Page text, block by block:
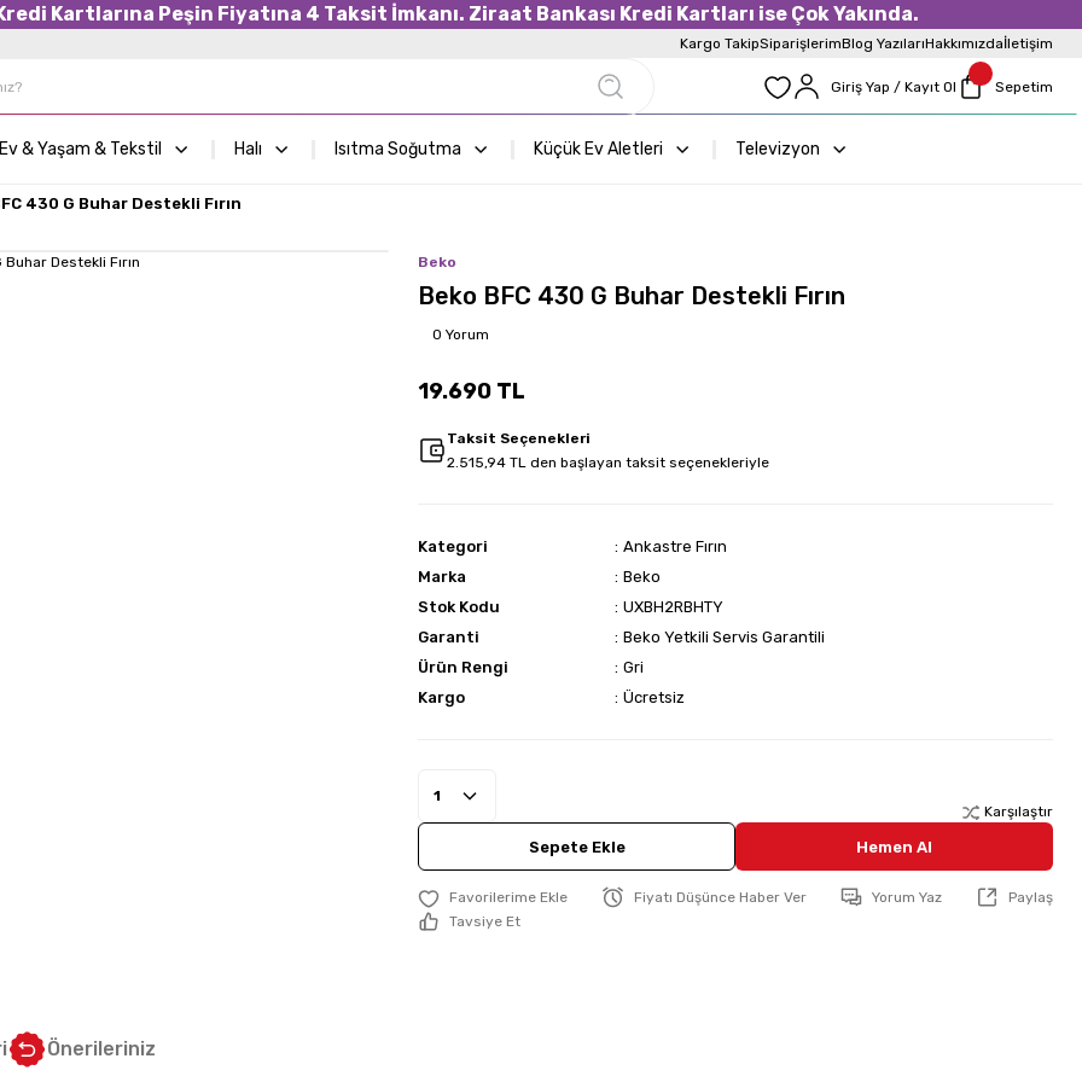
Kartlarına Peşin Fiyatına 4 Taksit İmkanı. Ziraat Bankası Kredi Kartları ise Çok Yakında.
Kargo TakipSiparişlerimBlog YazılarıHakkımızdaİletişim
Giriş Yap / Kayıt Ol Sepetim
Ev & Yaşam & Tekstil Halı Isıtma Soğutma Küçük Ev Aletleri Televizyon
430 G Buhar Destekli Fırın
Beko
Beko BFC 430 G Buhar Destekli Fırın
0 Yorum
19.690 TL
Taksit Seçenekleri
2.515,94 TL den başlayan taksit seçenekleriyle
Kategori
Ankastre Fırın
Marka
Beko
Stok Kodu
UXBH2RBHTY
Garanti
Beko Yetkili Servis Garantili
Ürün Rengi
Gri
Kargo
Ücretsiz
Karşılaştır
Sepete Ekle Hemen Al
Fiyatı Düşünce Haber Ver Yorum Yaz
Paylaş
Tavsiye Et
Önerileriniz